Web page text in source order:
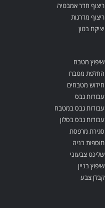
ריצוף חדר אמבטיה
ריצוף מדרגות
יציקת בטון
שיפוץ מטבח
החלפת מטבח
חידוש מטבחים
עבודות גבס
עבודות גבס במטבח
עבודות גבס בסלון
סגירת מרפסת
תוספות בניה
שליכט צבעוני
שיפוץ בניין
קבלן צבע